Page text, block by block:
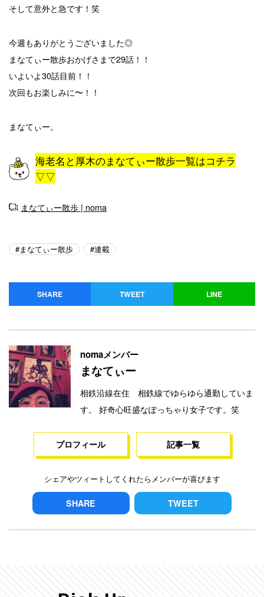
そして意外と急です！笑
今週もありがとうございました◎
まなてぃー散歩おかげさまで29話！！
いよいよ30話目前！！
次回もお楽しみに〜！！
まなてぃー。
海老名と厚木のまなてぃー散歩一覧はコチラ
▽▽
まなてぃー散歩 | noma
まなてぃー散歩 連載
SHARE TWEET LINE
nomaメンバー
まなてぃー
相鉄沿線在住 相鉄線でゆらゆら通勤していま
す。 好奇心旺盛なぽっちゃり女子です。笑
プロフィール 記事一覧
シェアやツィートしてくれたらメンバーが喜びます
SHARE TWEET